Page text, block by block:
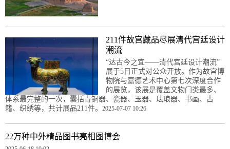
211件故宫藏品尽展清代宫廷设计
潮流
“达古今之宜——清代宫廷设计潮流”
展于5日正式对公众开放。作为故宫博
物院与嘉德艺术中心第七次深度合作
的展览，该展是覆盖文物门类最多、
体系最完整的一次，囊括青铜器、瓷器、玉器、珐琅器、书画、古
籍、织绣等，共计展品211件。 2025-07-07 10:26
22万种中外精品图书亮相图博会